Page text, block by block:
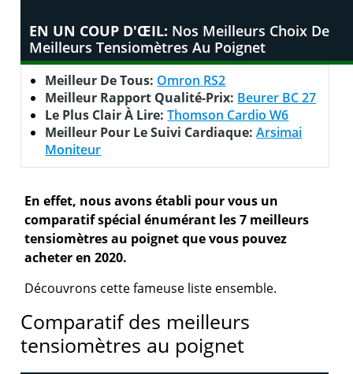
EN UN COUP D'ŒIL: Nos Meilleurs Choix De
Meilleurs Tensiomètres Au Poignet
Meilleur De Tous: Omron RS2
Meilleur Rapport Qualité-Prix: Beurer BC 27
Le Plus Clair À Lire:Thomson Cardio W6
Meilleur Pour Le Suivi Cardiaque:Arsimai
Moniteur
En effet, nous avons établi pour vous un
comparatif spécial énumérant les 7 meilleurs
tensiomètres au poignet que vous pouvez
acheter en 2020.
Découvrons cette fameuse liste ensemble.
Comparatif des meilleurs
tensiomètres au poignet